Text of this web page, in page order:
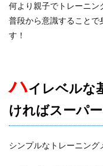
何より親子でトレーニン
普段から意識することで
す！
ハイレベルな
ければスーパ
シンプルなトレーニン